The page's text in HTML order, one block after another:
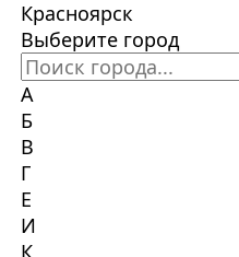
Красноярск
Выберите город
А
Б
В
Г
Е
И
К